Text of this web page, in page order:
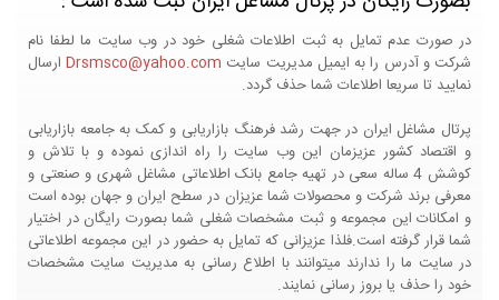
در صورت عدم تمایل به ثبت اطلاعات شغلی خود در وب سایت ما لطفا نام
شرکت و آدرس را به ایمیل مدیریت سایت Drsmsco@yahoo.comارسال
نمایید تا سریعا اطلاعات شما حذف گردد.
پرتال مشاغل ایران در جهت رشد فرهنگ بازاریابی و کمک به جامعه بازاریابی
و اقتصاد کشور عزیزمان این وب سایت را راه اندازی نموده و با تلاش و
کوشش 4 ساله سعی در تهیه جامع بانک اطلاعاتی مشاغل شهری و صنعتی و
معرفی برند شرکت و محصولات شما عزیزان در سطح ایران و جهان بوده است
و امکانات این مجموعه و ثبت مشخصات شغلی شما بصورت رایگان در اختیار
شما قرار گرفته است.فلذا عزیزانی که تمایل به حضور در این مجموعه اطلاعاتی
در سایت ما را ندارند میتوانند با اطلاع رسانی به مدیریت سایت مشخصات
خود را حذف یا بروز رسانی نمایند.